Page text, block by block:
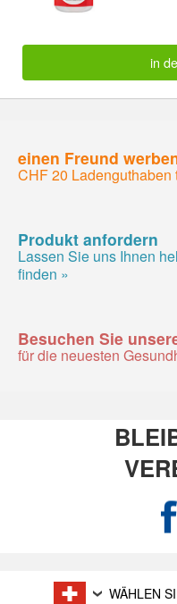
in
einen Freund
CHF 20 Ladenguthaben
Produkt anfordern
Lassen Sie uns Ihnen
finden »
Besuchen Sie
für die neuesten
WÄHLEN